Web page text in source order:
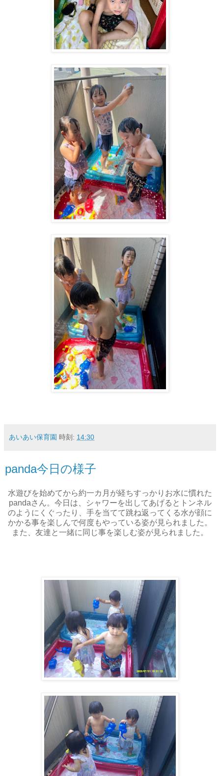
あいあい保育園 時刻: 14:30
panda今日の様子
水遊びを始めてから約一カ月が経ちすっかりお水に慣れた
pandaさん。今日は、シャワーを出してあげるとトンネル
のようにくぐったり、手を当てて跳ね返ってくる水が顔に
かかる事を楽しんで何度もやっている姿が見られました。
また、友達と一緒に同じ事を楽しむ姿が見られました。